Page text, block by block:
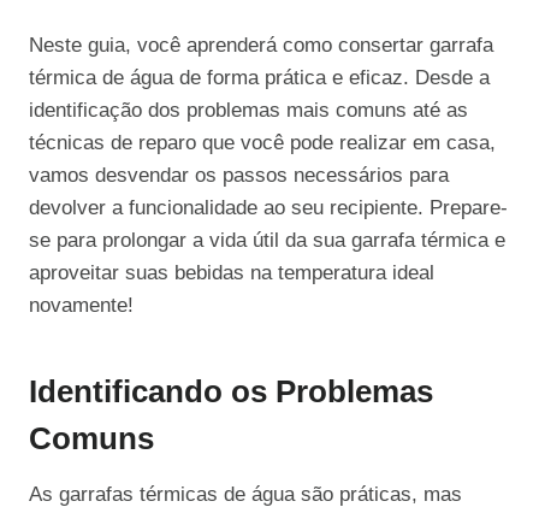
Neste guia, você aprenderá como consertar garrafa
térmica de água de forma prática e eficaz. Desde a
identificação dos problemas mais comuns até as
técnicas de reparo que você pode realizar em casa,
vamos desvendar os passos necessários para
devolver a funcionalidade ao seu recipiente. Prepare-
se para prolongar a vida útil da sua garrafa térmica e
aproveitar suas bebidas na temperatura ideal
novamente!
Identificando os Problemas
Comuns
As garrafas térmicas de água são práticas, mas